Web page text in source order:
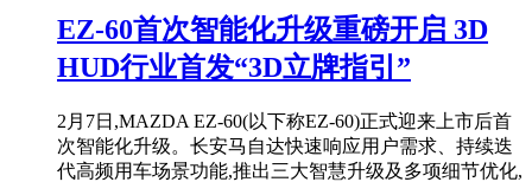
EZ-60首次智能化升级重磅开启 3D
HUD行业首发“3D立牌指引”
2月7日,MAZDA EZ-60(以下称EZ-60)正式迎来上市后首
次智能化升级。长安马自达快速响应用户需求、持续迭
代高频用车场景功能,推出三大智慧升级及多项细节优化,